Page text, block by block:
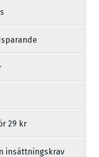
29 kr
insättningskrav